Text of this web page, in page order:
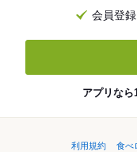
会員登
アプリなら
利用規約 食べ